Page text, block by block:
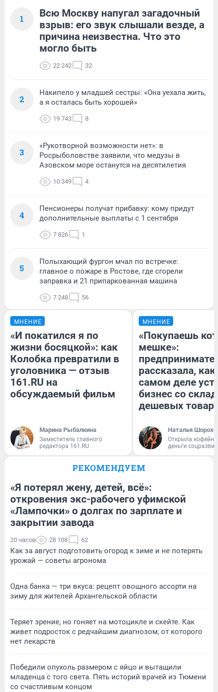
1
Всю Москву напугал загадочный
взрыв: его звук слышали везде, а
причина неизвестна. Что это
могло быть
22 242 32
2
Накипело у младшей сестры: «Она уехала жить,
а я осталась быть хорошей»
19 743 8
3
«Рукотворной возможности нет»: в
Росрыболовстве заявили, что медузы в
Азовском море останутся на десятилетия
10 349 4
4
Пенсионеры получат прибавку: кому придут
дополнительные выплаты с 1 сентября
7 826 1
5
Полыхающий фургон мчал по встречке:
главное о пожаре в Ростове, где сгорели
заправка и 21 припаркованная машина
7 248 56
МНЕНИЕ
«И покатился я по
жизни босяцкой»: как
Колобка превратили в
уголовника — отзыв
161.RU на
обсуждаемый фильм
Марина Рыбалкина
Заместитель главного
редактора 161.RU
МНЕНИЕ
«Покупаешь
мешке»:
рассказала, как
самом деле
бизнес со
дешевых
Наталья
Открыла
деньги
РЕКОМЕНДУЕМ
«Я потерял жену, детей, всё»:
откровения экс-рабочего уфимской
«Лампочки» о долгах по зарплате и
закрытии завода
20 часов 28 108 62
Как за август подготовить огород к зиме и не потерять
урожай — советы агронома
Одна банка — три вкуса: рецепт овощного ассорти на
зиму для жителей Архангельской области
Теряет зрение, но гоняет на мотоцикле и скейте. Как
живет подросток с редчайшим диагнозом, от которого
нет лекарств
Победили опухоль размером с яйцо и вытащили
младенца с того света. Пять историй врачей из Тюмени
со счастливым концом